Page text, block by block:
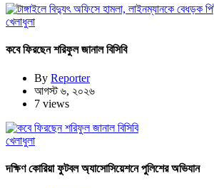
খেলাধুলা
কবে ফিরছেন শরিফুল জানাল বিসিবি
By Reporter
আগস্ট ৬, ২০২৬
7 views
খেলাধুলা
দক্ষিণ কোরিয়া ফুটবল অ্যাসোসিয়েশনে পুলিশের অভিযান